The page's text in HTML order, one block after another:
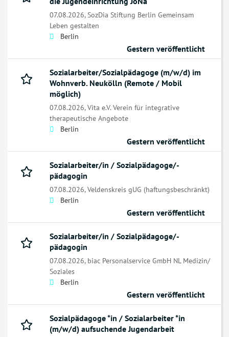
07.08.2026,SozDia Stiftung Berlin Gemeinsam
Leben gestalten
Berlin
Gestern veröffentlicht
Sozialarbeiter/Sozialpädagoge (m/w/d) im
Wohnverb. Neukölln (Remote / Mobil
möglich)
07.08.2026,Vita e.V. Verein für integrative
therapeutische Angebote
Berlin
Gestern veröffentlicht
Sozialarbeiter/in / Sozialpädagoge/-
pädagogin
07.08.2026,Veldenskreis gUG (haftungsbeschränkt)
Berlin
Gestern veröffentlicht
Sozialarbeiter/in / Sozialpädagoge/-
pädagogin
07.08.2026, biac Personalservice GmbH NL Medizin/
Soziales
Berlin
Gestern veröffentlicht
Sozialpädagoge *in / Sozialarbeiter *in
(m/w/d) aufsuchende Jugendarbeit